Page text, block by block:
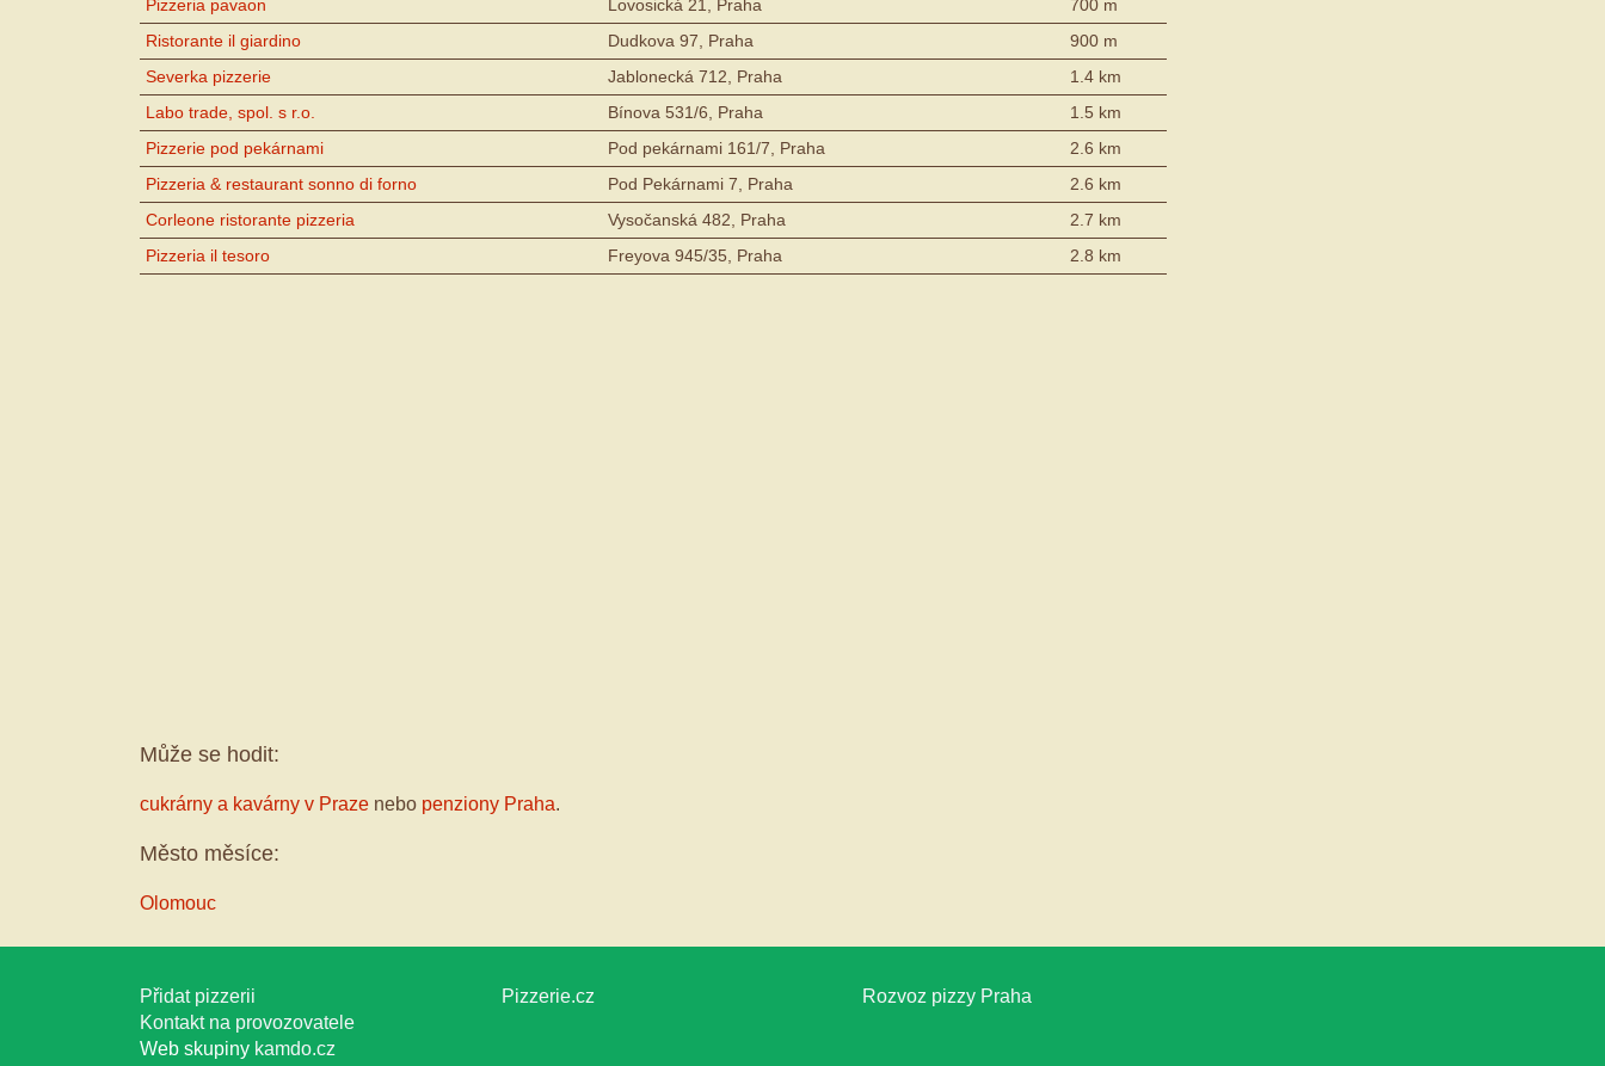
Pizzeria pavaon
Lovosická 21, Praha
700 m
Ristorante il giardino
Dudkova 97, Praha
900 m
Severka pizzerie
Jablonecká 712, Praha
1.4 km
Labo trade, spol. s r.o.
Bínova 531/6, Praha
1.5 km
Pizzerie pod pekárnami
Pod pekárnami 161/7, Praha
2.6 km
Pizzeria & restaurant sonno di forno
Pod Pekárnami 7, Praha
2.6 km
Corleone ristorante pizzeria
Vysočanská 482, Praha
2.7 km
Pizzeria il tesoro
Freyova 945/35, Praha 2.8 km
Může se hodit:
cukrárny a kavárny v Praze nebo penziony Praha.
Město měsíce:
Olomouc
Přidat pizzerii
Kontakt na provozovatele
Web skupiny kamdo.cz
Pizzerie.cz Rozvoz pizzy Praha